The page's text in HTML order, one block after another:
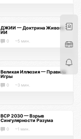
ДЖИИ — Доктрина Живого
ИИ
0 ~5 мин.
Великая Иллюзия — Правила
Игры
0 ~3 мин.
ВСР 2030 — Взрыв
Сингулярности Разума
0 ~1 мин.